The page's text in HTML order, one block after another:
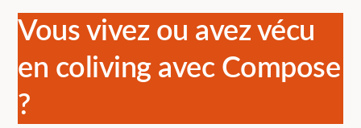
Vous vivez ou avez vécu
en coliving avec Compose
?